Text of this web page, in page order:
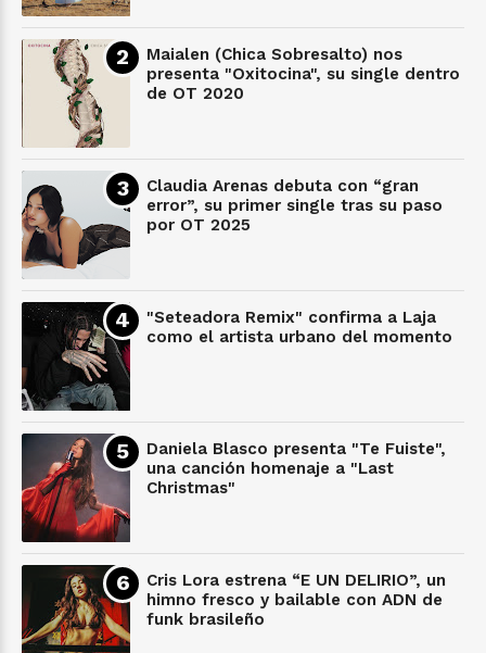
Maialen (Chica Sobresalto) nos
presenta "Oxitocina", su single dentro
de OT 2020
Claudia Arenas debuta con “gran
error”, su primer single tras su paso
por OT 2025
"Seteadora Remix" confirma a Laja
como el artista urbano del momento
Daniela Blasco presenta "Te Fuiste",
una canción homenaje a "Last
Christmas"
Cris Lora estrena “E UN DELIRIO”, un
himno fresco y bailable con ADN de
funk brasileño